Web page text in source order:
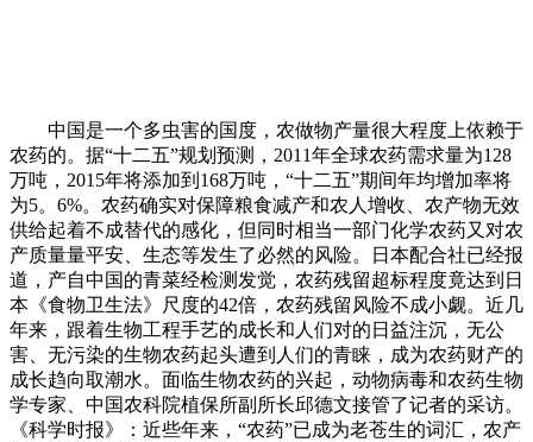
中国是一个多虫害的国度，农做物产量很大程度上依赖于
农药的。据“十二五”规划预测，2011年全球农药需求量为128
万吨，2015年将添加到168万吨，“十二五”期间年均增加率将
为5。6%。农药确实对保障粮食减产和农人增收、农产物无效
供给起着不成替代的感化，但同时相当一部门化学农药又对农
产质量量平安、生态等发生了必然的风险。日本配合社已经报
道，产自中国的青菜经检测发觉，农药残留超标程度竟达到日
本《食物卫生法》尺度的42倍，农药残留风险不成小觑。近几
年来，跟着生物工程手艺的成长和人们对的日益注沉，无公
害、无污染的生物农药起头遭到人们的青睐，成为农药财产的
成长趋向取潮水。面临生物农药的兴起，动物病毒和农药生物
学专家、中国农科院植保所副所长邱德文接管了记者的采访。
《科学时报》：近些年来，“农药”已成为老苍生的词汇，农产